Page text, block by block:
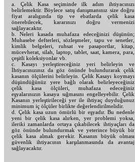
a. Çelik Kasa seçiminde ilk adım ihtiyacınızı
belirlemektir. Böylece satış danışmanınız size doğru
fiyat aralıgında tip ve ebatlarda çelik kasa
önerebilecek, kararınızı doğru vermenizi
sağlayacaktır.
b. Neleri kasada muhafaza edeceğinizi düşünün;
Muhasebe defterleri, sözleşmeler, tapu ve senetler,
kimlik belgeleri, ruhsat ve pasaportlar, kitap,
mücevherat, silah, laptop, tablet, saat, kamera, para,
çeşitli koleksiyonlar vb.
c. Kasayı yerleştireceğiniz yeri belirleyin ve
İhtiyacınızınız da göz önünde bulundurarak çelik
kasanın ölçülerini belirleyin. Çelik Kasayı koymayı
düşündüğünüz yere bağlı olarak belirleyeceğiniz
çelik kasa ölçüleri, muhafaza edeceğiniz
eşyalarınızın kasaya sığmasını engelleyebilir. Çelik
Kasanın yerleştirileceği yer ile ihtiyaç duyduğunuz
minimum iç ölçüler birlikte değerlendirilmelidir.
d. Çelik kasa uzun ömürlü bir eşyadır. Bu nedenle
yeni bir çelik kasa alırken, yer problemi yoksa,
ileriki zamanlarda ortaya çıkabilecek ihtiyaçları da
göz önünde bulundurmak ve yeterince büyük bir
çelik kasa almak gerekir. Kasanın büyük olması
güvenlik ihtiyacının karşılanmasında da avantaj
sağlayacaktır.